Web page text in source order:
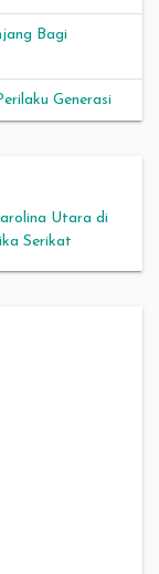
Bagi
Generasi
Utara di
Serikat